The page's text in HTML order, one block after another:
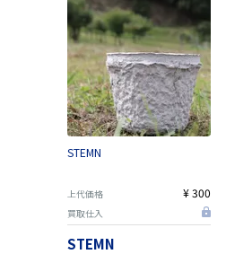
STEMN
上代価格 ¥ 300
買取仕入
STEMN